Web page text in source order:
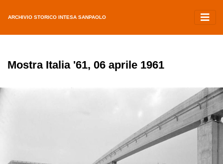
ARCHIVIO STORICO INTESA SANPAOLO
Mostra Italia '61, 06 aprile 1961